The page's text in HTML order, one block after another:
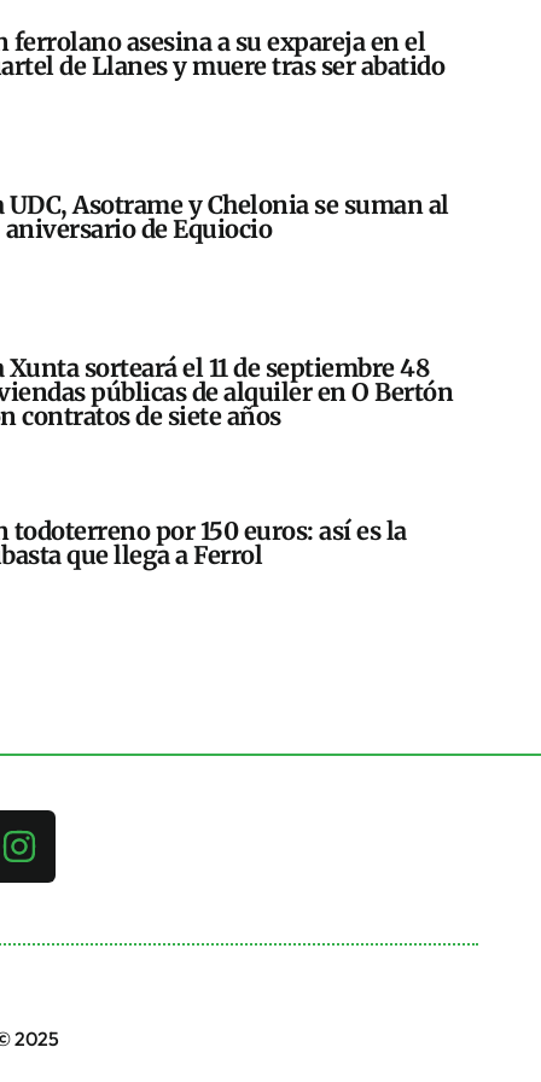
ferrolano asesina a su expareja en el
de Llanes y muere tras ser abatido
UDC, Asotrame y Chelonia se suman al
aniversario de Equiocio
Xunta sorteará el 11 de septiembre 48
públicas de alquiler en O Bertón
contratos de siete años
todoterreno por 150 euros: así es la
que llega a Ferrol
2025